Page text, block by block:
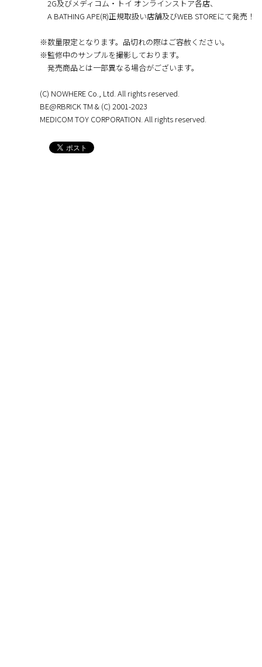
2G及びメディコム・トイ オンラインストア各店、
A BATHING APE(R)正規取扱い店舗及びWEB STOREにて発売！
※数量限定となります。品切れの際はご容赦ください。
※監修中のサンプルを撮影しております。
発売商品とは一部異なる場合がございます。
(C) NOWHERE Co., Ltd. All rights reserved.
BE@RBRICK TM & (C) 2001-2023
MEDICOM TOY CORPORATION. All rights reserved.